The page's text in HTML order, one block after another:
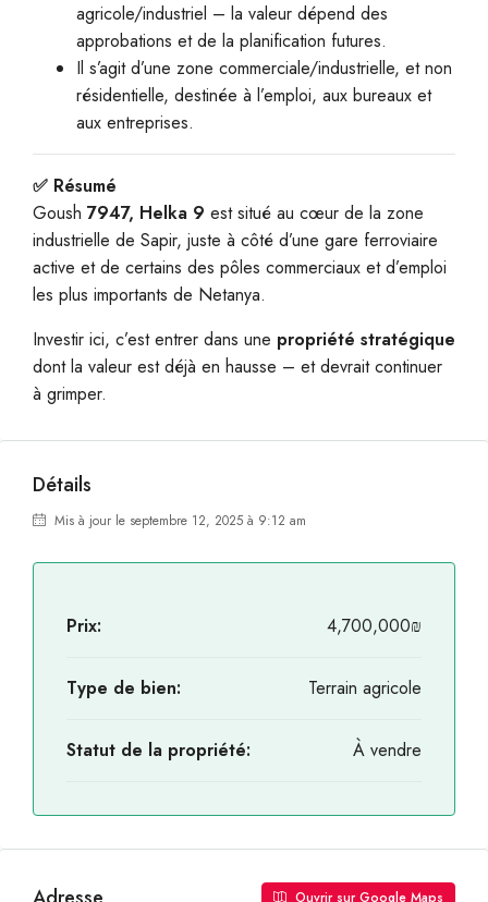
agricole/industriel – la valeur dépend des
approbations et de la planification futures.
Il s’agit d’une zone commerciale/industrielle, et non
résidentielle, destinée à l’emploi, aux bureaux et
aux entreprises.
✅ Résumé
Goush 7947, Helka 9 est situé au cœur de la zone
industrielle de Sapir, juste à côté d’une gare ferroviaire
active et de certains des pôles commerciaux et d’emploi
les plus importants de Netanya.
Investir ici, c’est entrer dans une propriété stratégique
dont la valeur est déjà en hausse – et devrait continuer
à grimper.
Détails
Mis à jour le septembre 12, 2025 à 9:12 am
Prix: 4,700,000₪
Type de bien: Terrain agricole
Statut de la propriété: À vendre
Ouvrir sur Google Maps